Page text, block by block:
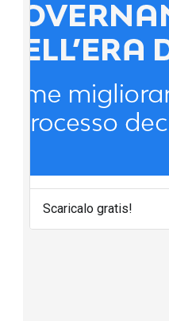
Scaricalo gratis!